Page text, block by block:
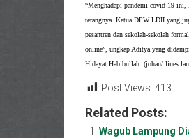
“Menghadapi pandemi covid-19 ini,
terangnya. Ketua DPW LDII yang
pesantren dan sekolah-sekolah
online”, ungkap Aditya yang
Hidayat Habibullah. (johan/ lines
Post Views: 413
Related Posts:
Wagub Lampung